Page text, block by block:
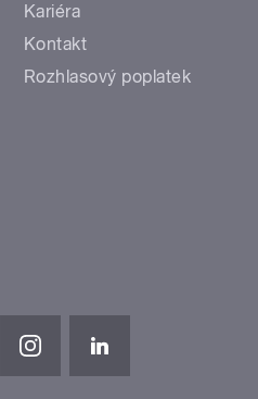
Kariéra
Kontakt
Rozhlasový poplatek